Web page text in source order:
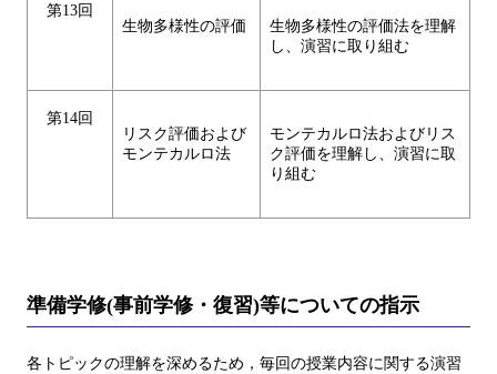
第13回
生物多様性の評価
生物多様性の評価法を理解
し、演習に取り組む
第14回
リスク評価および
モンテカルロ法
モンテカルロ法およびリス
ク評価を理解し、演習に取
り組む
準備学修(事前学修・復習)等についての指示
各トピックの理解を深めるため，毎回の授業内容に関する演習